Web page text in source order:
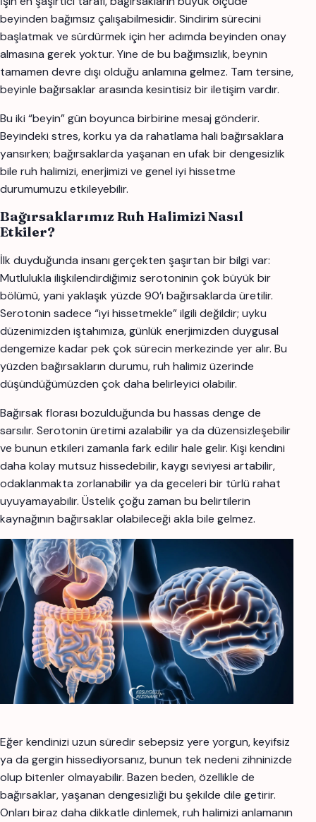
beyinden bağımsız çalışabilmesidir. Sindirim sürecini
başlatmak ve sürdürmek için her adımda beyinden onay
almasına gerek yoktur. Yine de bu bağımsızlık, beynin
tamamen devre dışı olduğu anlamına gelmez. Tam tersine,
beyinle bağırsaklar arasında kesintisiz bir iletişim vardır.
Bu iki “beyin” gün boyunca birbirine mesaj gönderir.
Beyindeki stres, korku ya da rahatlama hali bağırsaklara
yansırken; bağırsaklarda yaşanan en ufak bir dengesizlik
bile ruh halimizi, enerjimizi ve genel iyi hissetme
durumumuzu etkileyebilir.
Bağırsaklarımız Ruh Halimizi Nasıl
Etkiler?
İlk duyduğunda insanı gerçekten şaşırtan bir bilgi var:
Mutlulukla ilişkilendirdiğimiz serotoninin çok büyük bir
bölümü, yani yaklaşık yüzde 90’ı bağırsaklarda üretilir.
Serotonin sadece “iyi hissetmekle” ilgili değildir; uyku
düzenimizden iştahımıza, günlük enerjimizden duygusal
dengemize kadar pek çok sürecin merkezinde yer alır. Bu
yüzden bağırsakların durumu, ruh halimiz üzerinde
düşündüğümüzden çok daha belirleyici olabilir.
Bağırsak florası bozulduğunda bu hassas denge de
sarsılır. Serotonin üretimi azalabilir ya da düzensizleşebilir
ve bunun etkileri zamanla fark edilir hale gelir. Kişi kendini
daha kolay mutsuz hissedebilir, kaygı seviyesi artabilir,
odaklanmakta zorlanabilir ya da geceleri bir türlü rahat
uyuyamayabilir. Üstelik çoğu zaman bu belirtilerin
kaynağının bağırsaklar olabileceği akla bile gelmez.
Eğer kendinizi uzun süredir sebepsiz yere yorgun, keyifsiz
ya da gergin hissediyorsanız, bunun tek nedeni zihninizde
olup bitenler olmayabilir. Bazen beden, özellikle de
bağırsaklar, yaşanan dengesizliği bu şekilde dile getirir.
Onları biraz daha dikkatle dinlemek, ruh halimizi anlamanın